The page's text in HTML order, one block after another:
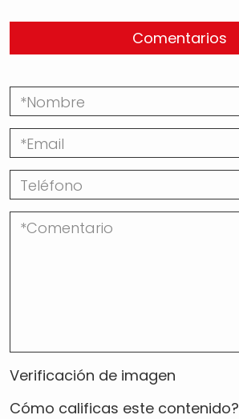
Comentarios
Verificación de imagen
Cómo calificas este contenido?